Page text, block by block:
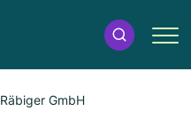
Räbiger GmbH